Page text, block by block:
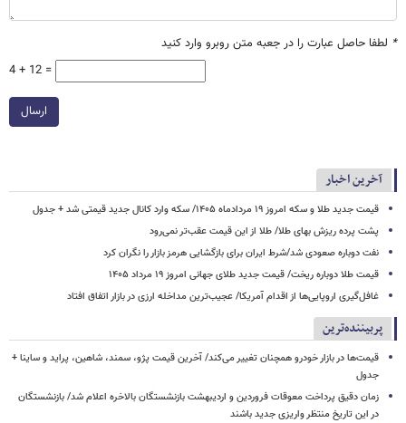
* لطفا حاصل عبارت را در جعبه متن روبرو وارد کنید
4 + 12 =
ارسال
آخرین اخبار
قیمت جدید طلا و سکه امروز ۱۹ مردادماه ۱۴۰۵/ سکه وارد کانال جدید قیمتی شد + جدول
پشت پرده ریزش بهای طلا/ طلا از این قیمت عقب‌تر نمی‌رود
نفت دوباره صعودی شد/شرط ایران برای بازگشایی هرمز بازار را نگران کرد
قیمت طلا دوباره ریخت/ قیمت جدید طلای جهانی امروز ۱۹ مرداد ۱۴۰۵
غافل‌گیری اروپایی‌ها از اقدام آمریکا/ عجیب‌ترین مداخله ارزی در بازار اتفاق افتاد
پربیننده‌ترین
قیمت‌ها در بازار خودرو همچنان تغییر می‌کند/ آخرین قیمت پژو، سمند، شاهین، پراید و ساینا +
جدول
زمان دقیق پرداخت معوقات فروردین و اردیبهشت بازنشستگان بالاخره اعلام شد/ بازنشستگان
در این تاریخ منتظر واریزی جدید باشند